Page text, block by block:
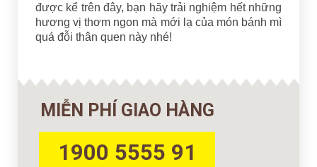
được kể trên đây, bạn hãy trải nghiệm hết những
hương vị thơm ngon mà mới lạ của món bánh mì
quá đỗi thân quen này nhé!
MIỄN PHÍ GIAO HÀNG
1900 5555 91